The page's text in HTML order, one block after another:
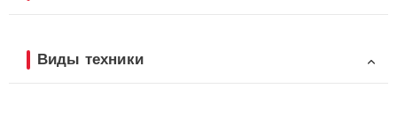
Виды техники